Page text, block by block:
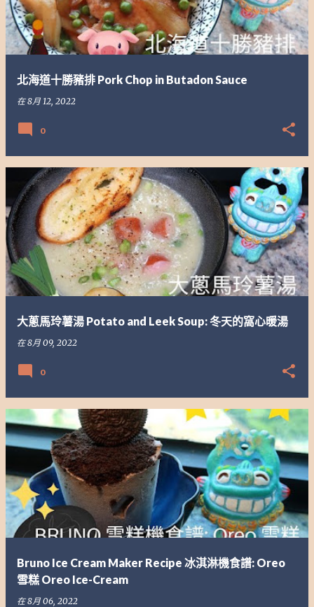
北海道十勝豬排 Pork Chop in Butadon Sauce
在8月 12, 2022
0
大蔥馬玲薯湯 Potato and Leek Soup: 冬天的窩心暖湯
在8月 09, 2022
0
Bruno Ice Cream Maker Recipe 冰淇淋機食譜: Oreo
雪糕 Oreo Ice-Cream
在8月 06, 2022